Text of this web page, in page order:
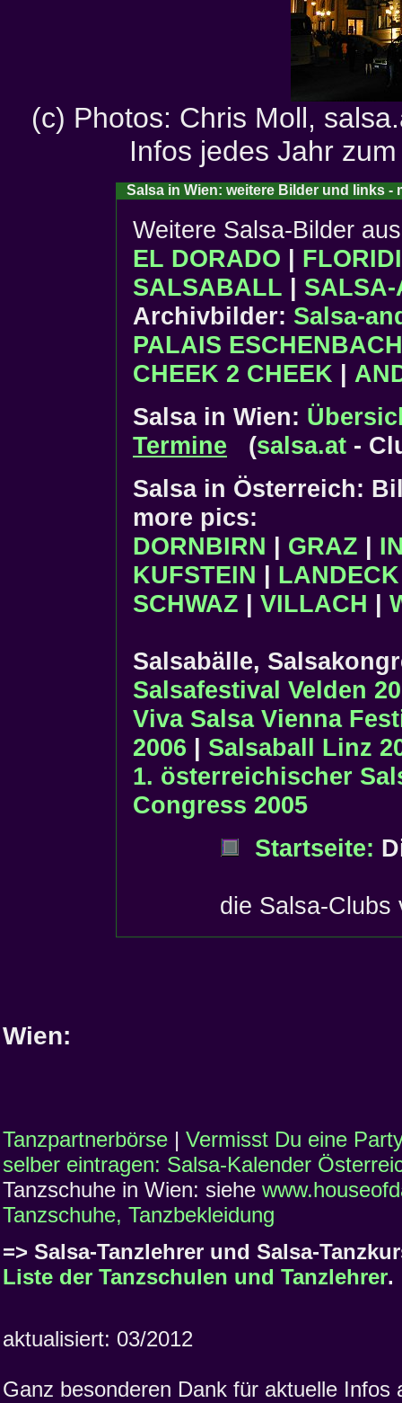
(c) Photos: Chris Moll,
Infos jedes Jahr
Salsa in Wien: weitere Bilder und links
Weitere Salsa-Bilder
EL DORADO |
SALSABALL | SALSA-
Archivbilder: Salsa-
PALAIS ESCHENBACH
CHEEK 2 CHEEK |
Salsa in Wien:
Termine
(salsa.at -
Salsa in Österreich:
more pics:
DORNBIRN | GRAZ |
KUFSTEIN | LANDECK
SCHWAZ | VILLACH |
Salsabälle,
Salsafestival Velden
Viva Salsa Vienna
2006 | Salsaball Linz
1. österreichischer
Congress 2005
Startseite:
die Salsa-
Wien:
Tanzpartnerbörse | Vermisst Du eine
selber eintragen: Salsa-Kalender
Tanzschuhe in Wien: siehe
Tanzschuhe, Tanzbekleidung
=> Salsa-Tanzlehrer und Salsa-
Liste der Tanzschulen und Tanzlehrer.
aktualisiert: 03/2012
Ganz besonderen Dank für aktuelle Infos